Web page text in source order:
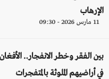
الإرهاب
11 مارس 2026 - 09:30
بين الفقر وخطر الانفجار..
في أراضيهم الملوثة بالمتفجرات